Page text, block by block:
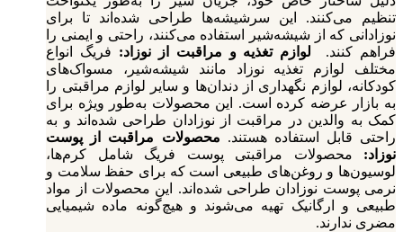
تنظیم می‌کنند. این سرشیشه‌ها طراحی شده‌اند تا برای
نوزادانی که از شیشه‌شیر استفاده می‌کنند، راحتی و ایمنی را
فراهم کنند.
لوازم تغذیه و مراقبت از نوزاد: فریگ انواع
مختلف لوازم تغذیه نوزاد مانند شیشه‌شیر، مسواک‌های
کودکانه، لوازم نگهداری از دندان‌ها و سایر لوازم مراقبتی را
به بازار عرضه کرده است. این محصولات به‌طور ویژه برای
کمک به والدین در مراقبت از نوزادان طراحی شده‌اند و به
راحتی قابل استفاده هستند. محصولات مراقبت از پوست
نوزاد: محصولات مراقبتی پوست فریگ شامل کرم‌ها،
لوسیون‌ها و روغن‌های طبیعی است که برای حفظ سلامت و
نرمی پوست نوزادان طراحی شده‌اند. این محصولات از مواد
طبیعی و ارگانیک تهیه می‌شوند و هیچ‌گونه ماده شیمیایی
مضری ندارند.